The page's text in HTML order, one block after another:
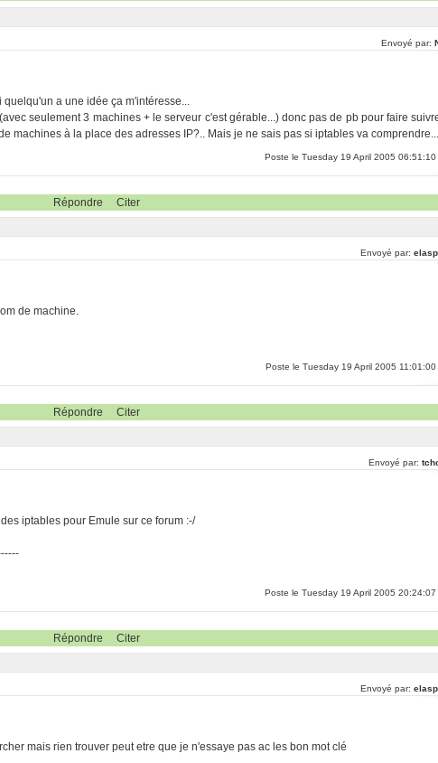
Envoyé par:
a une idée ça m'intéresse...
seulement 3 machines + le serveur c'est gérable...) donc pas de pb pour faire
machines à la place des adresses IP?.. Mais je ne sais pas si iptables va comprendre...
Poste le Tuesday 19 April 2005 06:51:10
Répondre Citer
Envoyé par:
de machine.
Poste le Tuesday 19 April 2005 11:01:00
Répondre Citer
Envoyé par:
iptables pour Emule sur ce forum :-/
Poste le Tuesday 19 April 2005 20:24:07
Répondre Citer
Envoyé par:
mais rien trouver peut etre que je n'essaye pas ac les bon mot clé